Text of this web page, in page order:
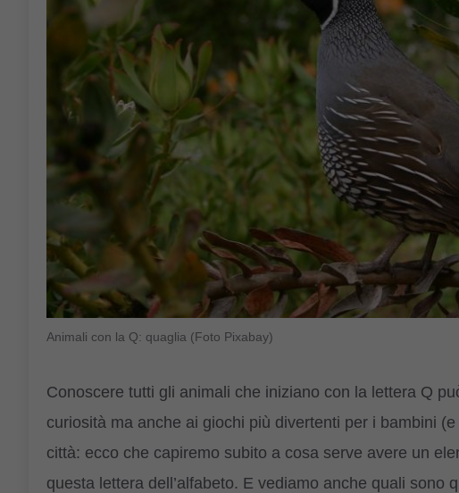
Animali con la Q: quaglia (Foto Pixabay)
Conoscere tutti gli animali che iniziano con la lettera Q
curiosità ma anche ai giochi più divertenti per i bambini
città: ecco che capiremo subito a cosa serve avere un
questa lettera dell’alfabeto. E vediamo anche quali sono